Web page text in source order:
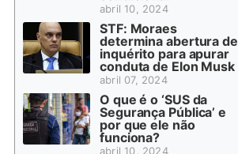
abril 10, 2024
STF: Moraes
determina abertura de
inquérito para apurar
conduta de Elon Musk
abril 07, 2024
O que é o ‘SUS da
Segurança Pública’ e
por que ele não
funciona?
abril 10, 2024